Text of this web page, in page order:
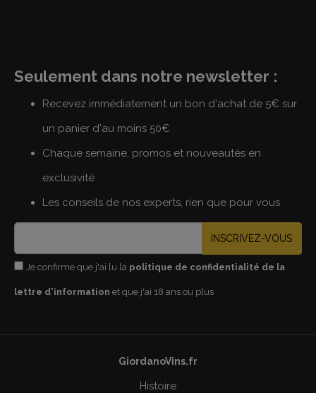
Seulement dans notre newsletter :
Recevez immédiatement un bon d'achat de 5€ sur
un panier d'au moins 50€
Chaque semaine, promos et nouveautés en
exclusivité
Les conseils de nos experts, rien que pour vous
INSCRIVEZ-VOUS
Je confirme que j'ai lu la politique de confidentialité de la
lettre d'information et que j'ai 18 ans ou plus
GiordanoVins.fr
Histoire